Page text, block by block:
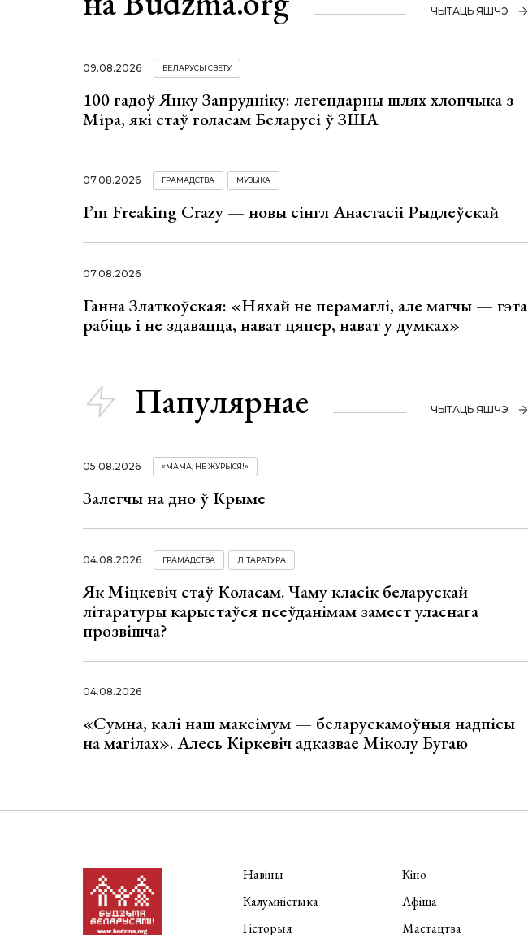
ЧЫТАЦЬ ЯШЧЭ
09.08.2026 БЕЛАРУСЫ СВЕТУ
100 гадоў Янку Запрудніку: легендарны шлях хлопчыка з
Міра, які стаў голасам Беларусі ў ЗША
07.08.2026 ГРАМАДСТВА МУЗЫКА
I’m Freaking Crazy — новы сінгл Анастасіі Рыдлеўскай
07.08.2026
Ганна Златкоўская: «Няхай не перамаглі, але магчы — гэта
рабіць і не здавацца, нават цяпер, нават у думках»
Папулярнае ЧЫТАЦЬ ЯШЧЭ
05.08.2026 «МАМА, НЕ ЖУРЫСЯ!»
Залегчы на дно ў Крыме
04.08.2026 ГРАМАДСТВА ЛІТАРАТУРА
Як Міцкевіч стаў Коласам. Чаму класік беларускай
літаратуры карыстаўся псеўданімам замест уласнага
прозвішча?
04.08.2026
«Сумна, калі наш максімум — беларускамоўныя надпісы
на магілах». Алесь Кіркевіч адказвае Міколу Бугаю
Навіны
Калумністыка
Гісторыя
Кіно
Афіша
Мастацтва